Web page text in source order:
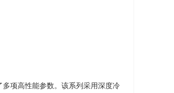
项高性能参数。该系列采用深度冷